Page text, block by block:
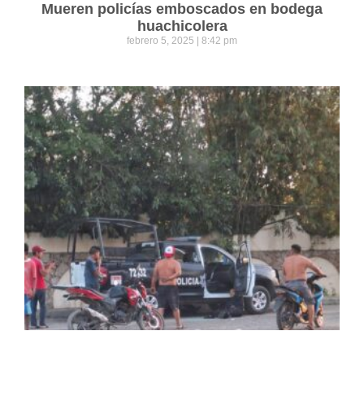
Mueren policías emboscados en bodega
huachicolera
febrero 5, 2025 8:42 pm